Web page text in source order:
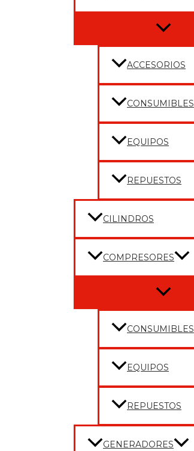
Menu
ACCESORIOS
CONSUMIBLES
EQUIPOS
REPUESTOS
CILINDROS
COMPRESORES
Menu
CONSUMIBLES
EQUIPOS
REPUESTOS
GENERADORES